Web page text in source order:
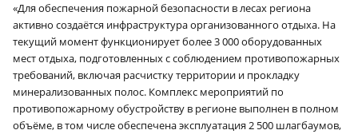
«Для обеспечения пожарной безопасности в лесах региона
активно создаётся инфраструктура организованного отдыха. На
текущий момент функционирует более 3 000 оборудованных
мест отдыха, подготовленных с соблюдением противопожарных
требований, включая расчистку территории и прокладку
минерализованных полос. Комплекс мероприятий по
противопожарному обустройству в регионе выполнен в полном
объёме, в том числе обеспечена эксплуатация 2 500 шлагбаумов,